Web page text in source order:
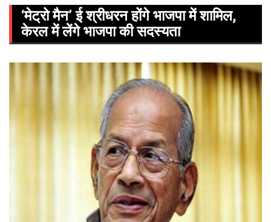
‘मेट्रो मैन’ ई श्रीधरन होंगे भाजपा में शामिल,
केरल में लेंगे भाजपा की सदस्यता